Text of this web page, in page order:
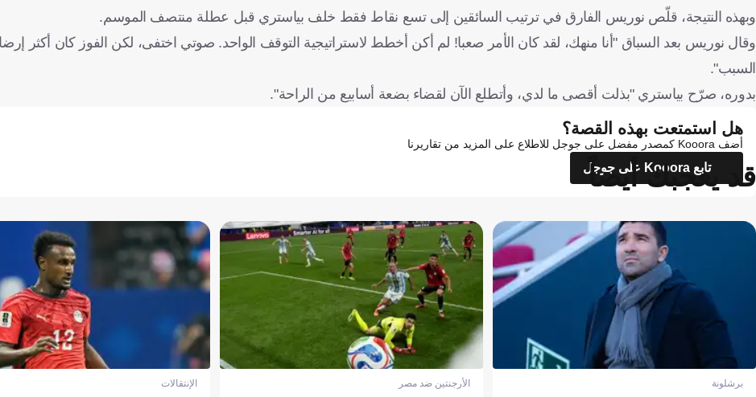
وبهذه النتيجة، قلّص نوريس الفارق في ترتيب السائقين إلى تسع نقاط فقط خلف بياستري قبل عطلة منتصف الموسم.
وقال نوريس بعد السباق "أنا منهك، لقد كان الأمر صعبا! لم أكن أخطط لاستراتيجية التوقف الواحد. صوتي اختفى، لكن الفوز كان أكثر
السبب".
بدوره، صرّح بياستري "بذلت أقصى ما لدي، وأتطلع الآن لقضاء بضعة أسابيع من الراحة".
هل استمتعت بهذه القصة؟
أضف Kooora كمصدر مفضل على جوجل للاطلاع على المزيد من تقاريرنا
تابع Kooora على جوجل
قد يعجبك أيضاً
برشلونة الأرجنتين ضد مصر الإنتقالات